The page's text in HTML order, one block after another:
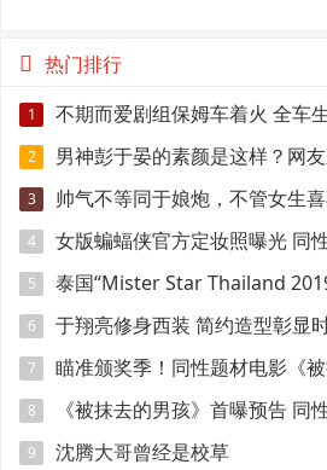
热门排行
1 不期而爱剧组保姆车着火 全车
2 男神彭于晏的素颜是这样？网
3
帅气不等同于娘炮，不管女生
点肌肉
4 女版蝙蝠侠官方定妆照曝光 同
5 泰国“Mister Star Thailand
6 于翔亮修身西装 简约造型彰显
7 瞄准颁奖季！同性题材电影《
8 《被抹去的男孩》首曝预告 同
9 沈腾大哥曾经是校草